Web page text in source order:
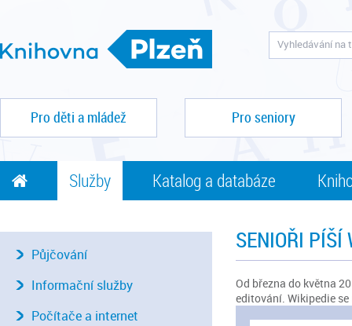
Pro děti a mládež Pro seniory
Služby Katalog a databáze
SENIOŘI
Od března do května
editování. Wikipedie
Půjčování
Informační služby
Počítače a internet